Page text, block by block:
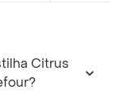
Citrus